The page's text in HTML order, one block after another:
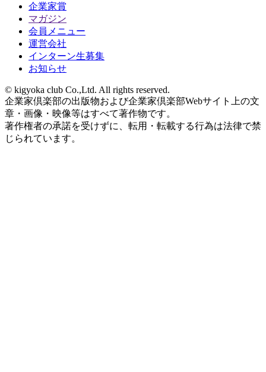
企業家賞
マガジン
会員メニュー
運営会社
インターン生募集
お知らせ
© kigyoka club Co.,Ltd. All rights reserved.
企業家倶楽部の出版物および企業家倶楽部Webサイト上の文
章・画像・映像等はすべて著作物です。
著作権者の承諾を受けずに、転用・転載する行為は法律で禁
じられています。